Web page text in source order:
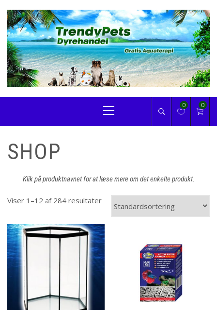
content
TRENDYPETS
Menu
0 0
SHOP
Klik på produktnavnet for at læse mere om det enkelte produkt.
Viser 1–12 af 284 resultater